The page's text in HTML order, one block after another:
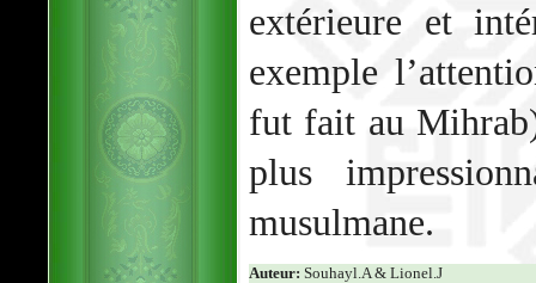
extérieure et
exemple
fut fait au
plus
musulmane.
Auteur: Souhayl.A & Lionel.J